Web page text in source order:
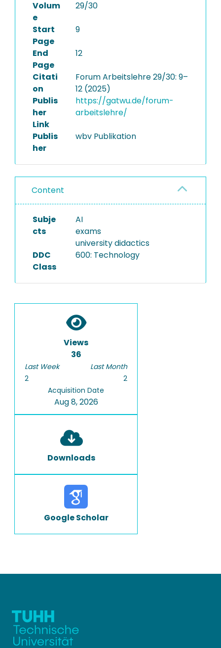
Volum
e
29/30
Start
Page
9
End
Page
12
Citati
on
Forum Arbeitslehre 29/30: 9–
12 (2025)
Publis
her
Link
https://gatwu.de/forum-
arbeitslehre/
Publis
her
wbv Publikation
Content
Subje
cts
AI
exams
university didactics
DDC
Class
600: Technology
Views
36
Last Week
2
Last Month
2
Acquisition Date
Aug 8, 2026
Downloads
Google Scholar